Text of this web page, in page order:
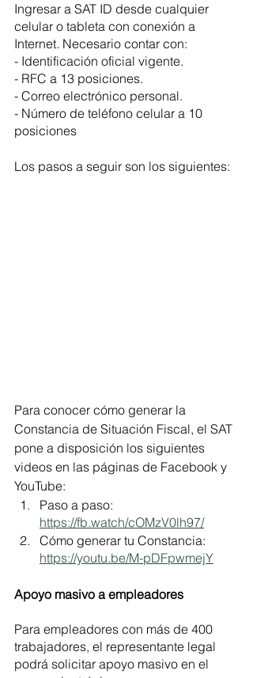
Ingresar a SAT ID desde cualquier
celular o tableta con conexión a
Internet. Necesario contar con:
- Identificación oficial vigente.
- RFC a 13 posiciones.
- Correo electrónico personal.
- Número de teléfono celular a 10
posiciones
Los pasos a seguir son los siguientes:
Para conocer cómo generar la
Constancia de Situación Fiscal, el SAT
pone a disposición los siguientes
videos en las páginas de Facebook y
YouTube:
Paso a paso:
https://fb.watch/cOMzV0lh97/
Cómo generar tu Constancia:
https://youtu.be/M-pDFpwmejY
Apoyo masivo a empleadores
Para empleadores con más de 400
trabajadores, el representante legal
podrá solicitar apoyo masivo en el